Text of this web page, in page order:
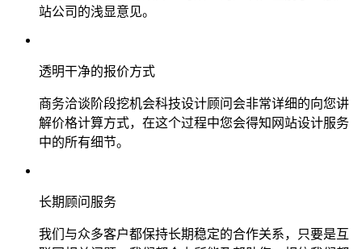
站公司的浅显意见。
透明干净的报价方式
商务洽谈阶段挖机会科技设计顾问会非常详细的向您讲
解价格计算方式，在这个过程中您会得知网站设计服务
中的所有细节。
长期顾问服务
我们与众多客户都保持长期稳定的合作关系，只要是互